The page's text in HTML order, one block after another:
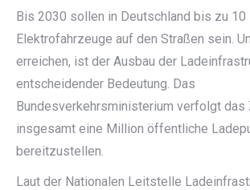
Bis 2030 sollen in Deutschland bis zu 10
Elektrofahrzeuge auf den Straßen sein.
erreichen, ist der Ausbau der
entscheidender Bedeutung. Das
Bundesverkehrsministerium verfolgt das
insgesamt eine Million öffentliche
bereitzustellen.
Laut der Nationalen Leitstelle